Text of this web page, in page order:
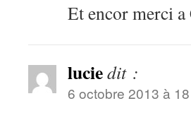
Et encor merci
luciedit :
6 octobre 2013 à